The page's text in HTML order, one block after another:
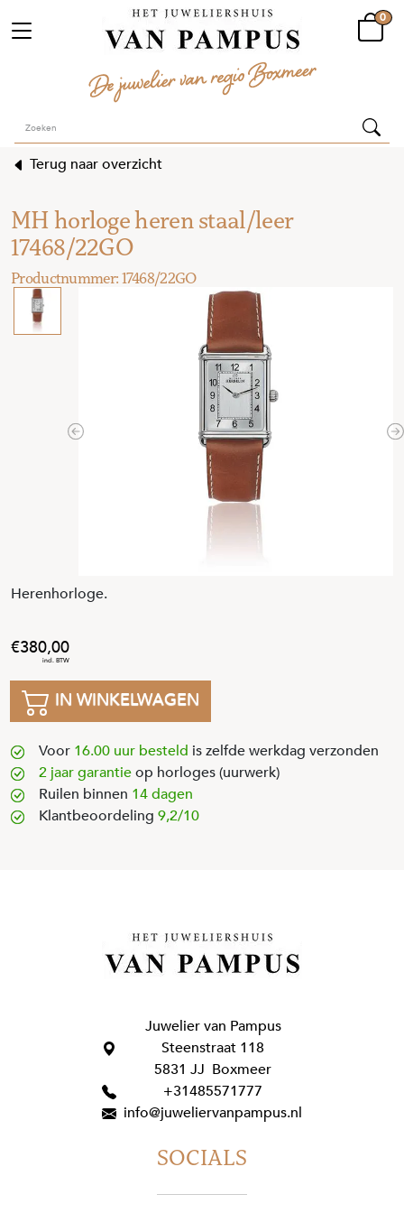
0
Terug naar overzicht
MH horloge heren staal/leer
17468/22GO
Previous
Herenhorloge.
380,00
IN WINKELWAGEN
Voor 16.00 uur besteld is zelfde werkdag verzonden
2 jaar garantieop horloges (uurwerk)
Ruilen binnen 14 dagen
Klantbeoordeling 9,2/10
Juwelier van Pampus
Steenstraat 118
5831 JJ Boxmeer
+31485571777
info@juweliervanpampus.nl
SOCIALS